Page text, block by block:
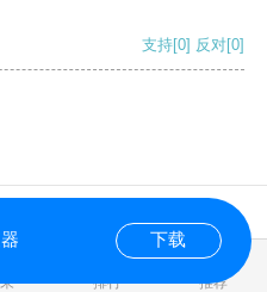
支持[0] 反对[0]
排行 推荐
下载
0.019427s